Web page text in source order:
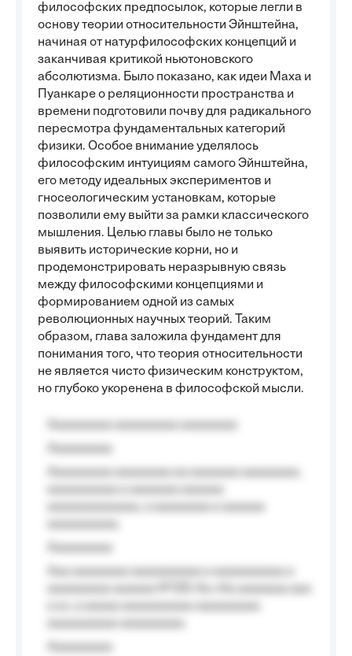
философских предпосылок, которые легли в
основу теории относительности Эйнштейна,
начиная от натурфилософских концепций и
заканчивая критикой ньютоновского
абсолютизма. Было показано, как идеи Маха и
Пуанкаре о реляционности пространства и
времени подготовили почву для радикального
пересмотра фундаментальных категорий
физики. Особое внимание уделялось
философским интуициям самого Эйнштейна,
его методу идеальных экспериментов и
гносеологическим установкам, которые
позволили ему выйти за рамки классического
мышления. Целью главы было не только
выявить исторические корни, но и
продемонстрировать неразрывную связь
между философскими концепциями и
формированием одной из самых
революционных научных теорий. Таким
образом, глава заложила фундамент для
понимания того, что теория относительности
не является чисто физическим конструктом,
но глубоко укоренена в философской мысли.